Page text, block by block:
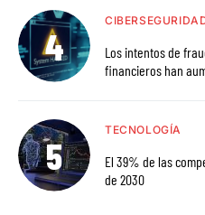
Los intentos de
financieros han
TECNOLOGÍA
El 39% de las
de 2030